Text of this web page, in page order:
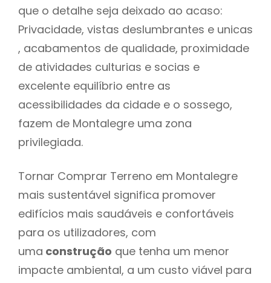
que o detalhe seja deixado ao acaso:
Privacidade, vistas deslumbrantes e unicas
, acabamentos de qualidade, proximidade
de atividades culturias e socias e
excelente equilíbrio entre as
acessibilidades da cidade e o sossego,
fazem de Montalegre uma zona
privilegiada.
Tornar Comprar Terreno em Montalegre
mais sustentável significa promover
edifícios mais saudáveis e confortáveis
para os utilizadores, com
uma construção que tenha um menor
impacte ambiental, a um custo viável para